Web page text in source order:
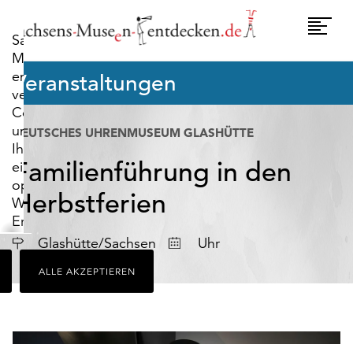
Sachsens-
Museen-
entdecken.de
verwendet
Cookies,
um
Ihnen
ein
optimales
Webseiten-
Erlebnis
zu
bieten.
Dazu
zählen
die
ALLE AKZEPTIEREN
Veranstaltungen
DEUTSCHES UHRENMUSEUM GLASHÜTTE
Familienführung in den
Herbstferien
Glashütte/Sachsen DatumUhr